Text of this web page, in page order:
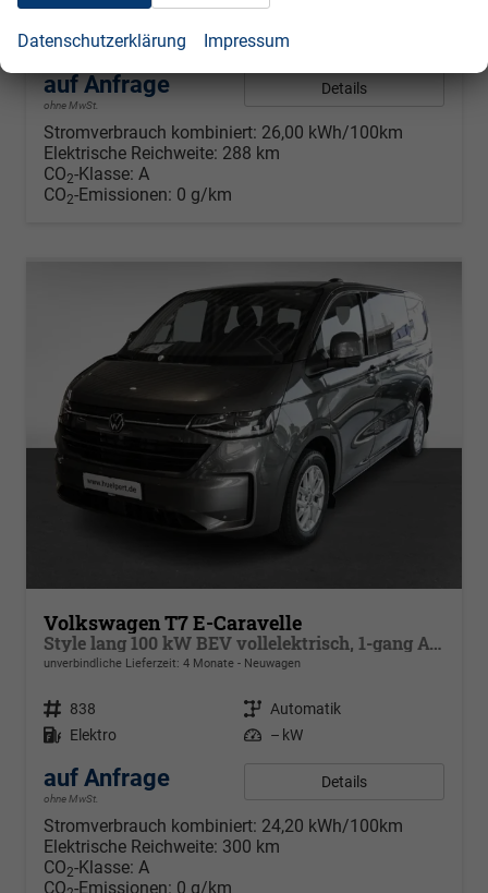
Kraftstoff Elektro Leistung – kW
auf Anfrage
ohne MwSt.
Details
Stromverbrauch kombiniert: 26,00 kWh/100km
Elektrische Reichweite: 288 km
CO2-Klasse: A
CO2-Emissionen: 0 g/km
Volkswagen T7 E-Caravelle
Style lang 100 kW BEV vollelektrisch, 1-gang Automatik, Heckantrieb, 8 Sitze, Klimaautomatik 3 Zonen, dunkel eingefärbte Scheiben, Fahrerassistenzpaket Plus, Langer Radstand
unverbindliche Lieferzeit: 4 Monate Neuwagen
Fahrzeugnr. 838 Getriebe Automatik
Kraftstoff Elektro Leistung – kW
auf Anfrage
ohne MwSt.
Details
Stromverbrauch kombiniert: 24,20 kWh/100km
Elektrische Reichweite: 300 km
CO2-Klasse: A
CO -Emissionen: 0 g/km
Datenschutzerklärung Impressum